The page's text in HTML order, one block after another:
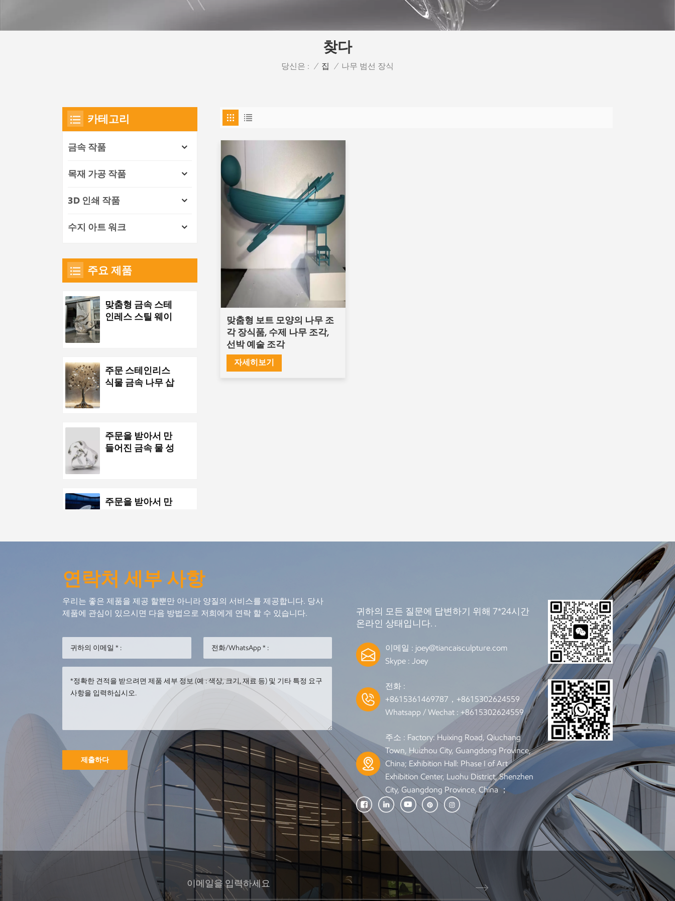
찾다
당신은 : / 집 / 나무 범선 장식
맞춤형 보트 모양의 나무 조
각 장식품, 수제 나무 조각,
선박 예술 조각
자세히보기
카테고리
금속 작품
목재 가공 작품
3D 인쇄 작품
수지 아트 워크
주요 제품
맞춤형 금속 스테
인레스 스틸 웨이
주문 스테인리스
식물 금속 나무 삽
주문을 받아서 만
들어진 금속 물 성
주문을 받아서 만
리스 바다 생활 추
상적인 금붕어 삽
화
트 바다 고래 삽화
주문 금속 스테인
리스 동물성 금속
금속 둥근 건물 조
각 정원 조경 조각
예술 설치
연락처 세부 사항
우리는 좋은 제품을 제공 할뿐만 아니라 양질의 서비스를 제공합니다. 당사
제품에 관심이 있으시면 다음 방법으로 저희에게 연락 할 수 있습니다.
제출하다
귀하의 모든 질문에 답변하기 위해 7*24시간
온라인 상태입니다. .
이메일 : joey@tiancaisculpture.com
Skype :Joey
전화 :
+8615361469787，+8615302624559
Whatsapp / Wechat : +8615302624559
주소 : Factory: Huixing Road, Qiuchang
Town, Huizhou City, Guangdong Province,
China; Exhibition Hall: Phase I of Art
Exhibition Center, Luohu District, Shenzhen
City, Guangdong Province, China ；